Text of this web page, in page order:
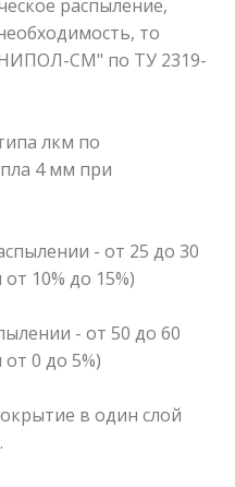
распыление,
то
СМ" по ТУ 2319-
лкм по
4 мм при
- от 25 до 30
10% до 15%)
- от 50 до 60
0 до 5%)
в один слой